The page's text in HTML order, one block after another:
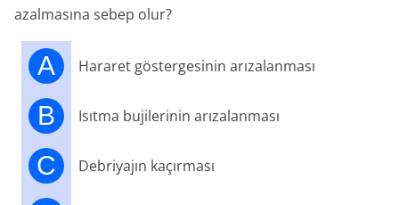
azalmasına sebep olur?
A Hararet göstergesinin arızalanması
B Isıtma bujilerinin arızalanması
C Debriyajın kaçırması